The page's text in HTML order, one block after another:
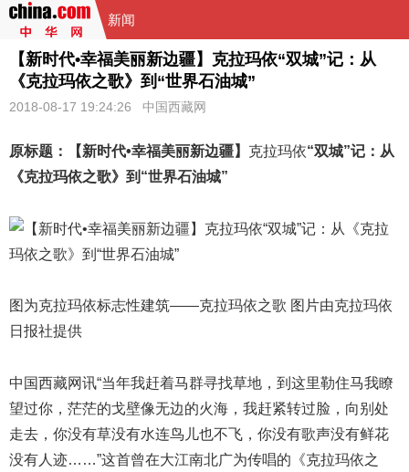
新闻
【新时代•幸福美丽新边疆】克拉玛依“双城”记：从
《克拉玛依之歌》到“世界石油城”
2018-08-17 19:24:26 中国西藏网
原标题：【新时代•幸福美丽新边疆】 克拉玛依“双城”记：从
《克拉玛依之歌》到“世界石油城”
图为克拉玛依标志性建筑——克拉玛依之歌 图片由克拉玛依
日报社提供
中国西藏网讯“当年我赶着马群寻找草地，到这里勒住马我瞭
望过你，茫茫的戈壁像无边的火海，我赶紧转过脸，向别处
走去，你没有草没有水连鸟儿也不飞，你没有歌声没有鲜花
没有人迹……”这首曾在大江南北广为传唱的《克拉玛依之